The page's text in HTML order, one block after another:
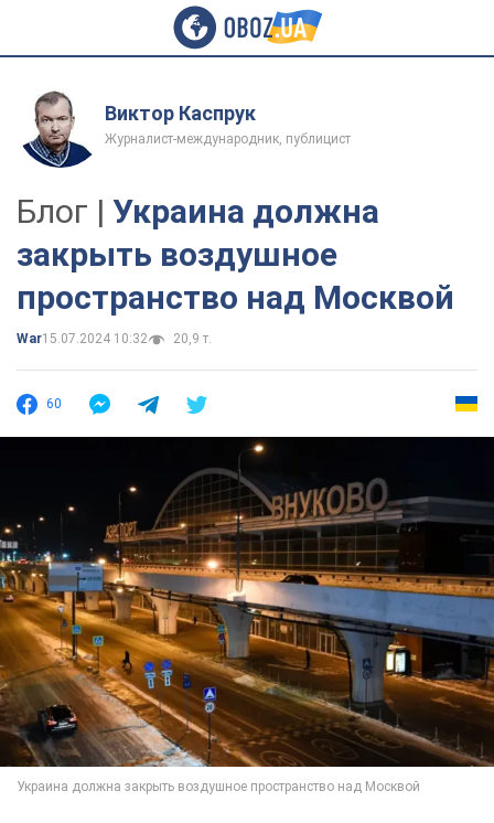
Виктор Каспрук
Журналист-международник, публицист
Блог | Украина должна
закрыть воздушное
пространство над Москвой
War15.07.2024 10:32 20,9 т.
60